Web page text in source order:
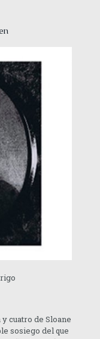
cuatro de Sloane
sosiego del que